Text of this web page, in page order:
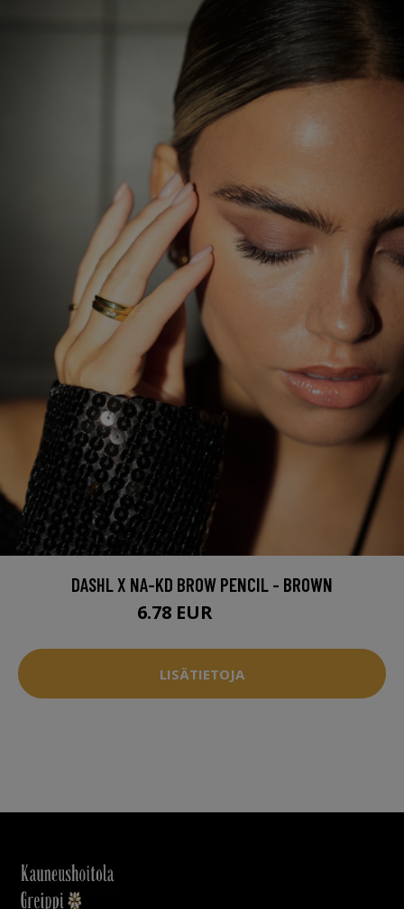
DASHL X NA-KD BROW PENCIL - BROWN
6.78 EUR
LISÄTIETOJA